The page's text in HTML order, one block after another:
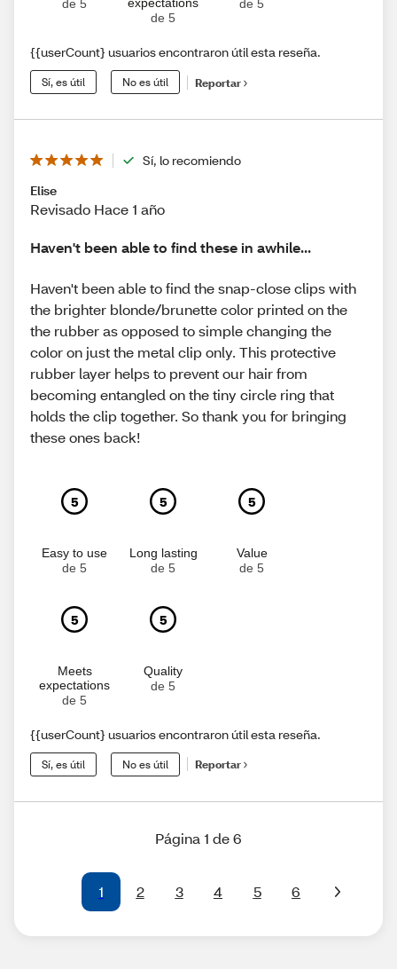
de 5
de 5
de 5
{{userCount} usuarios encontraron útil esta reseña.
Sí, es útil No es útil Reportar
Sí, lo recomiendo
Elise
Revisado Hace 1 año
Haven't been able to find these in awhile...
Haven't been able to find the snap-close clips with
the brighter blonde/brunette color printed on the
the rubber as opposed to simple changing the
color on just the metal clip only. This protective
rubber layer helps to prevent our hair from
becoming entangled on the tiny circle ring that
holds the clip together. So thank you for bringing
these ones back!
5
Easy to use
de 5
5
Long lasting
de 5
5
Value
de 5
5
Meets
expectations
de 5
5
Quality
de 5
{{userCount} usuarios encontraron útil esta reseña.
Sí, es útil No es útil Reportar
Página 1 de 6
1 2 3 4 5 6